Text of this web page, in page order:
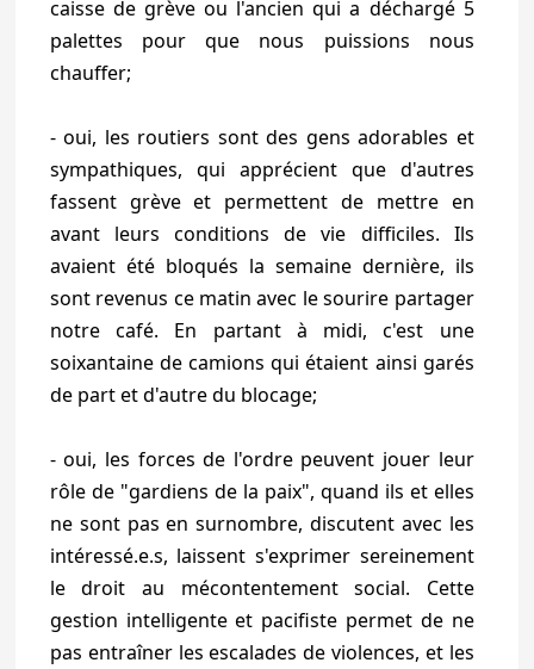
caisse de grève ou l'ancien qui a déchargé 5
palettes pour que nous puissions nous
chauffer;
- oui, les routiers sont des gens adorables et
sympathiques, qui apprécient que d'autres
fassent grève et permettent de mettre en
avant leurs conditions de vie difficiles. Ils
avaient été bloqués la semaine dernière, ils
sont revenus ce matin avec le sourire partager
notre café. En partant à midi, c'est une
soixantaine de camions qui étaient ainsi garés
de part et d'autre du blocage;
- oui, les forces de l'ordre peuvent jouer leur
rôle de "gardiens de la paix", quand ils et elles
ne sont pas en surnombre, discutent avec les
intéressé.e.s, laissent s'exprimer sereinement
le droit au mécontentement social. Cette
gestion intelligente et pacifiste permet de ne
pas entraîner les escalades de violences, et les